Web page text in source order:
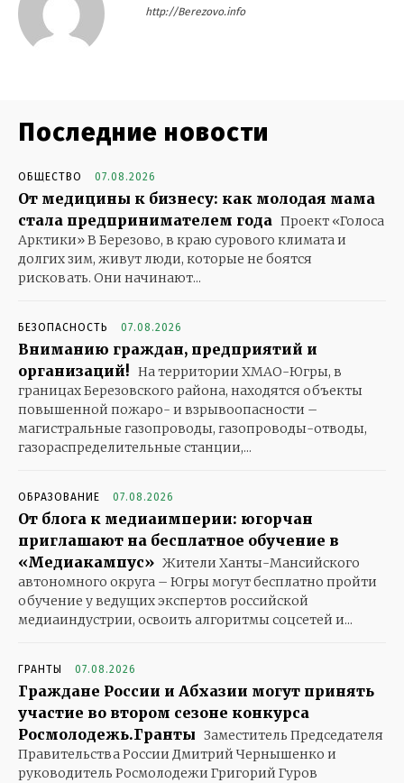
http://Berezovo.info
Последние новости
ОБЩЕСТВО 07.08.2026
От медицины к бизнесу: как молодая мама
стала предпринимателем года Проект «Голоса
Арктики» В Березово, в краю сурового климата и
долгих зим, живут люди, которые не боятся
рисковать. Они начинают...
БЕЗОПАСНОСТЬ 07.08.2026
Вниманию граждан, предприятий и
организаций! На территории ХМАО-Югры, в
границах Березовского района, находятся объекты
повышенной пожаро- и взрывоопасности –
магистральные газопроводы, газопроводы-отводы,
газораспределительные станции,...
ОБРАЗОВАНИЕ 07.08.2026
От блога к медиаимперии: югорчан
приглашают на бесплатное обучение в
«Медиакампус» Жители Ханты-Мансийского
автономного округа – Югры могут бесплатно пройти
обучение у ведущих экспертов российской
медиаиндустрии, освоить алгоритмы соцсетей и...
ГРАНТЫ 07.08.2026
Граждане России и Абхазии могут принять
участие во втором сезоне конкурса
Росмолодежь.Гранты Заместитель Председателя
Правительства России Дмитрий Чернышенко и
руководитель Росмолодежи Григорий Гуров